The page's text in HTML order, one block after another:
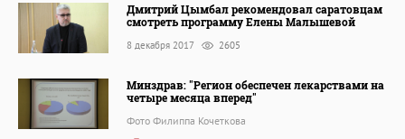
Дмитрий Цымбал рекомендовал саратовцам
смотреть программу Елены Малышевой
8 декабря 2017 2605
Минздрав: "Регион обеспечен лекарствами на
четыре месяца вперед"
Фото Филиппа Кочеткова